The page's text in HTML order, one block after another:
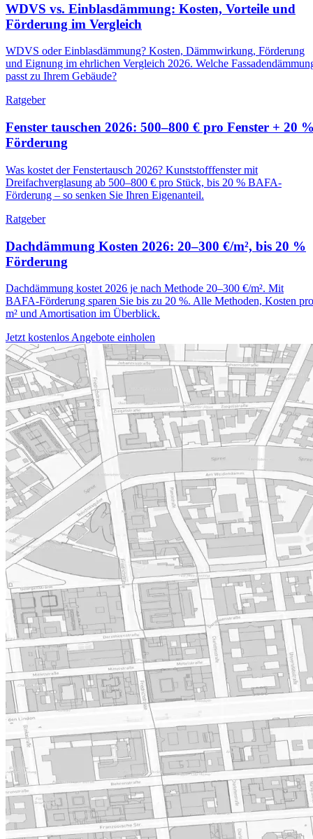
WDVS vs. Einblasdämmung: Kosten, Vorteile und
Förderung im Vergleich
WDVS oder Einblasdämmung? Kosten, Dämmwirkung, Förderung
und Eignung im ehrlichen Vergleich 2026. Welche
passt zu Ihrem Gebäude?
Ratgeber
Fenster tauschen 2026: 500–800 € pro Fenster + 20
Förderung
Was kostet der Fenstertausch 2026? Kunststofffenster mit
Dreifachverglasung ab 500–800 € pro Stück, bis 20 % BAFA-
Förderung – so senken Sie Ihren Eigenanteil.
Ratgeber
Dachdämmung Kosten 2026: 20–300 €/m², bis 20 %
Förderung
Dachdämmung kostet 2026 je nach Methode 20–300 €/m². Mit
BAFA-Förderung sparen Sie bis zu 20 %. Alle Methoden, Kosten pro
m² und Amortisation im Überblick.
Jetzt kostenlos Angebote einholen